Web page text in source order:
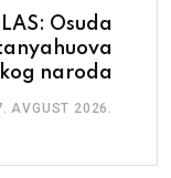
Osuda
naroda
AVGUST 2026.